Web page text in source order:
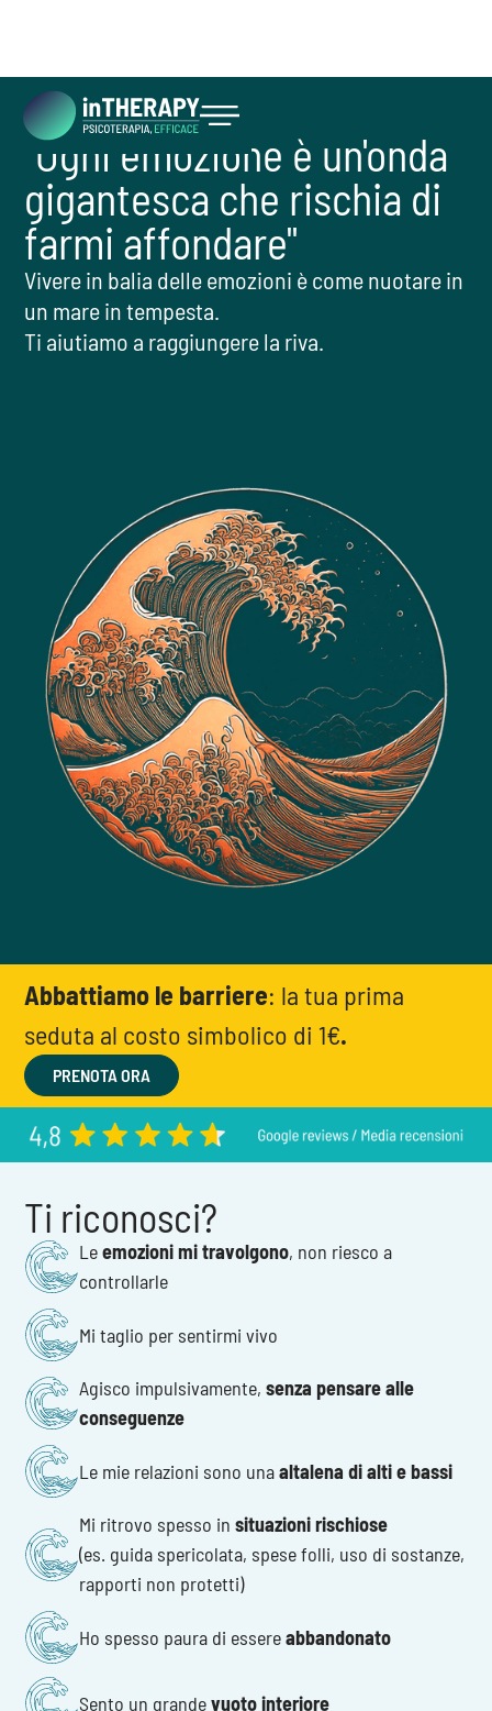
INIZIA ORA
"Ogni emozione è un'onda
gigantesca che rischia di
farmi affondare"
Vivere in balia delle emozioni è come nuotare in
un mare in tempesta.
Ti aiutiamo a raggiungere la riva.
Abbattiamo le barriere: la tua prima
seduta al costo simbolico di 1€.
PRENOTA ORA
Ti riconosci?
Leemozioni mi travolgono, non riesco a
controllarle
Mi taglio per sentirmi vivo
Agisco impulsivamente,senza pensare alle
conseguenze
Le mie relazioni sono unaaltalena di alti e bassi
Mi ritrovo spesso insituazioni rischiose
(es. guida spericolata, spese folli, uso di sostanze,
rapporti non protetti)
Ho spesso paura di essereabbandonato
Sento un grandevuoto interiore